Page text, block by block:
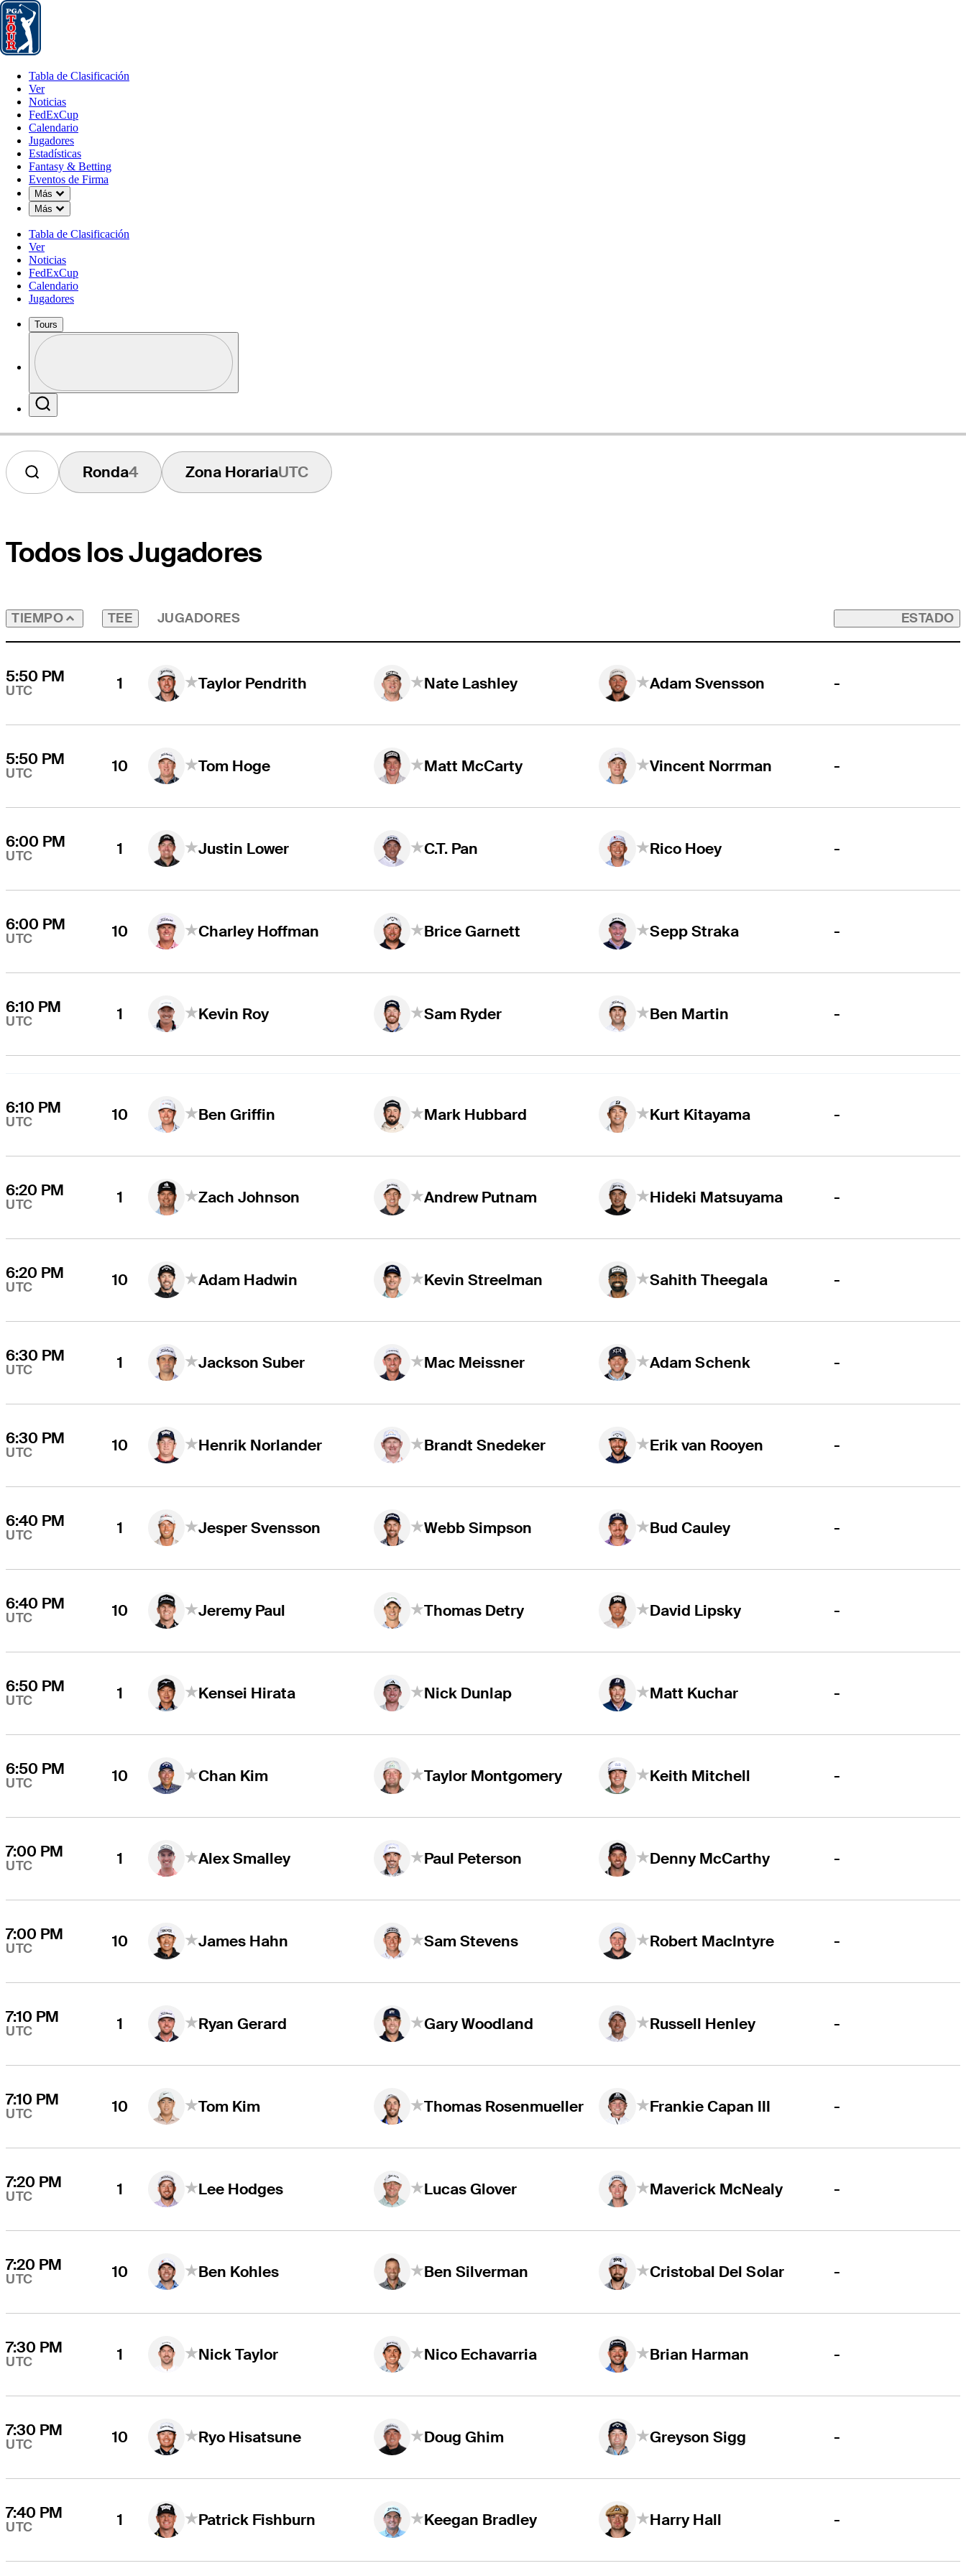
Tabla de Clasificación
Tabla de Clasificación
Ver
Noticias
FedExCup
Calendario
Jugadores
Estadísticas
Fantasy & Betting
Eventos de Firma
Más
Down Chevron
Más
Down Chevron
Tabla de Clasificación
Ver
Noticias
FedExCup
Calendario
Jugadores
Tours
Profile / PGA Tour Pass Logo
Sitio Web
Ronda4 Zona HorariaUTC
Todos los Jugadores
TIEMPO TEE JUGADORES ESTADO
5:50 PM
UTC 1 Taylor Pendrith Nate Lashley Adam Svensson -
5:50 PM
UTC 10 Tom Hoge Matt McCarty Vincent Norrman -
6:00 PM
UTC 1 Justin Lower C.T. Pan Rico Hoey -
6:00 PM
UTC 10 Charley Hoffman Brice Garnett Sepp Straka -
6:10 PM
UTC 1 Kevin Roy Sam Ryder Ben Martin -
6:10 PM
UTC 10 Ben Griffin Mark Hubbard Kurt Kitayama -
6:20 PM
UTC 1 Zach Johnson Andrew Putnam Hideki Matsuyama -
6:20 PM
UTC 10 Adam Hadwin Kevin Streelman Sahith Theegala -
6:30 PM
UTC 1 Jackson Suber Mac Meissner Adam Schenk -
6:30 PM
UTC 10 Henrik Norlander Brandt Snedeker Erik van Rooyen -
6:40 PM
UTC 1 Jesper Svensson Webb Simpson Bud Cauley -
6:40 PM
UTC 10 Jeremy Paul Thomas Detry David Lipsky -
6:50 PM
UTC 1 Kensei Hirata Nick Dunlap Matt Kuchar -
6:50 PM
UTC 10 Chan Kim Taylor Montgomery Keith Mitchell -
7:00 PM
UTC 1 Alex Smalley Paul Peterson Denny McCarthy -
7:00 PM
UTC 10 James Hahn Sam Stevens Robert MacIntyre -
7:10 PM
UTC 1 Ryan Gerard Gary Woodland Russell Henley -
7:10 PM
UTC 10 Tom Kim Thomas Rosenmueller Frankie Capan III -
7:20 PM
UTC 1 Lee Hodges Lucas Glover Maverick McNealy -
7:20 PM
UTC 10 Ben Kohles Ben Silverman Cristobal Del Solar -
7:30 PM
UTC 1 Nick Taylor Nico Echavarria Brian Harman -
7:30 PM
UTC 10 Ryo Hisatsune Doug Ghim Greyson Sigg -
7:40 PM
UTC 1 Patrick Fishburn Keegan Bradley Harry Hall -